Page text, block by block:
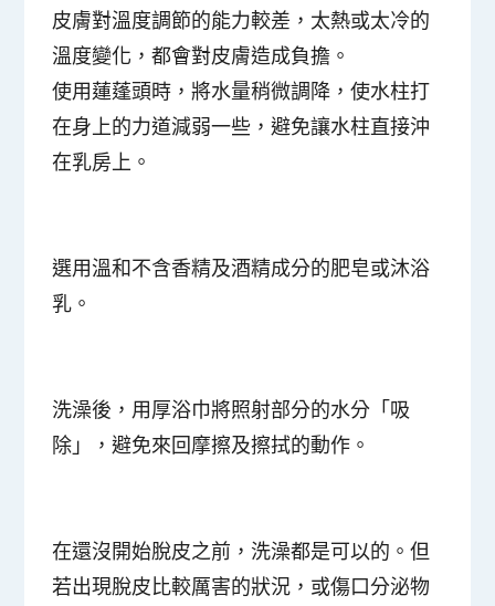
皮膚對溫度調節的能力較差，太熱或太冷的
溫度變化，都會對皮膚造成負擔。
使用蓮蓬頭時，將水量稍微調降，使水柱打
在身上的力道減弱一些，避免讓水柱直接沖
在乳房上。
選用溫和不含香精及酒精成分的肥皂或沐浴
乳。
洗澡後，用厚浴巾將照射部分的水分「吸
除」，避免來回摩擦及擦拭的動作 。
在還沒開始脫皮之前，洗澡都是可以的。但
若出現脫皮比較厲害的狀況，或傷口分泌物